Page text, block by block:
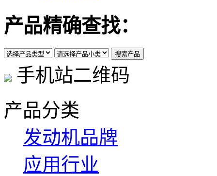
产品精确查找：
手机站二维码
产品分类
发动机品牌
应用行业